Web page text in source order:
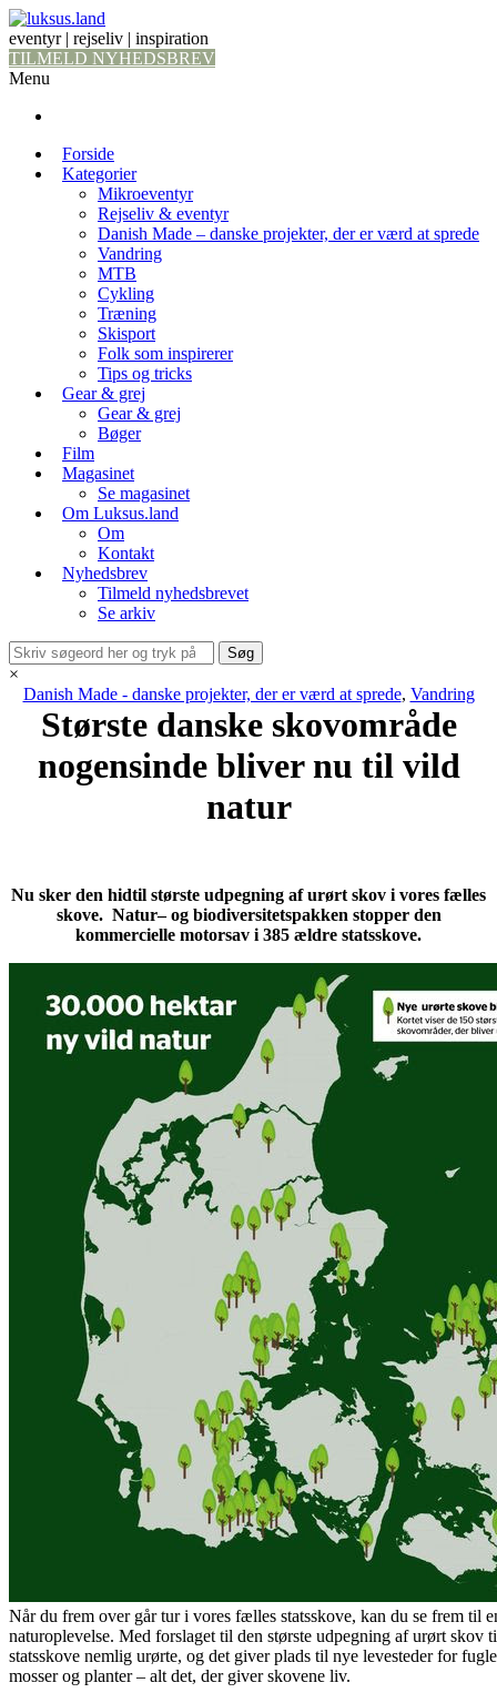
eventyr | rejseliv | inspiration
TILMELD NYHEDSBREV
Menu
Forside
Kategorier
Mikroeventyr
Rejseliv & eventyr
Danish Made – danske projekter, der er værd at sprede
Vandring
MTB
Cykling
Træning
Skisport
Folk som inspirerer
Tips og tricks
Gear & grej
Gear & grej
Bøger
Film
Magasinet
Se magasinet
Om Luksus.land
Om
Kontakt
Nyhedsbrev
Tilmeld nyhedsbrevet
Se arkiv
×
Danish Made - danske projekter, der er værd at sprede, Vandring
Største danske skovområde
nogensinde bliver nu til vild
natur
Nu sker den hidtil største udpegning af urørt skov i vores fælles
skove. Natur– og biodiversitetspakken stopper den
kommercielle motorsav i 385 ældre statsskove.
Når du frem over går tur i vores fælles statsskove, kan du se frem til
naturoplevelse. Med forslaget til den største udpegning af urørt skov
statsskove nemlig urørte, og det giver plads til nye levesteder for
mosser og planter – alt det, der giver skovene liv.